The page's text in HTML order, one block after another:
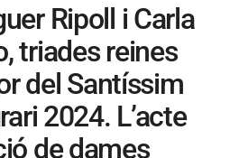
Ripoll i Carla
triades reines
del Santíssim
2024. L’acte
de dames